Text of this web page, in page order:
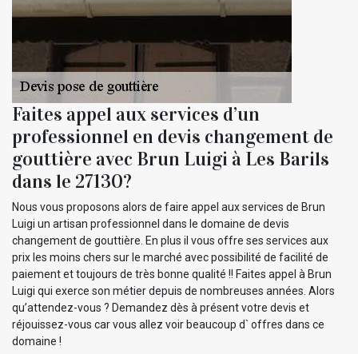
Faites appel aux services d’un
professionnel en devis changement de
gouttière avec Brun Luigi à Les Barils
dans le 27130?
Nous vous proposons alors de faire appel aux services de Brun
Luigi un artisan professionnel dans le domaine de devis
changement de gouttière. En plus il vous offre ses services aux
prix les moins chers sur le marché avec possibilité de facilité de
paiement et toujours de très bonne qualité !! Faites appel à Brun
Luigi qui exerce son métier depuis de nombreuses années. Alors
qu’attendez-vous ? Demandez dès à présent votre devis et
réjouissez-vous car vous allez voir beaucoup d` offres dans ce
domaine !